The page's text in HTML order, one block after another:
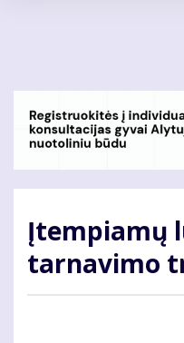
Įtempiamų
tarnavimo